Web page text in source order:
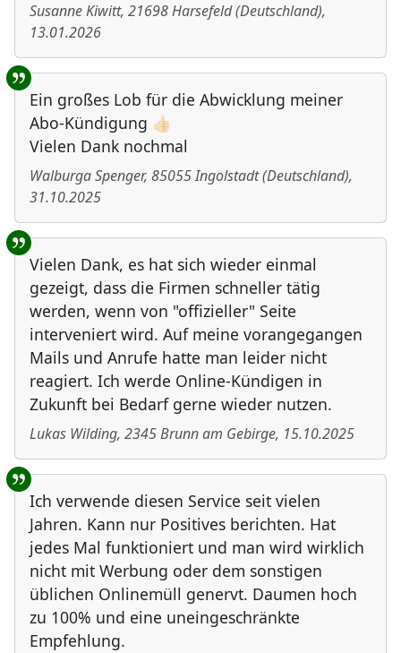
Susanne Kiwitt, 21698Harsefeld(Deutschland),
13.01.2026
Ein großes Lob für die Abwicklung meiner
Abo-Kündigung 👍🏻
Vielen Dank nochmal
Walburga Spenger, 85055Ingolstadt(Deutschland),
31.10.2025
Vielen Dank, es hat sich wieder einmal
gezeigt, dass die Firmen schneller tätig
werden, wenn von "offizieller" Seite
interveniert wird. Auf meine vorangegangen
Mails und Anrufe hatte man leider nicht
reagiert. Ich werde Online-Kündigen in
Zukunft bei Bedarf gerne wieder nutzen.
Lukas Wilding, 2345Brunn am Gebirge, 15.10.2025
Ich verwende diesen Service seit vielen
Jahren. Kann nur Positives berichten. Hat
jedes Mal funktioniert und man wird wirklich
nicht mit Werbung oder dem sonstigen
üblichen Onlinemüll genervt. Daumen hoch
zu 100% und eine uneingeschränkte
Empfehlung.